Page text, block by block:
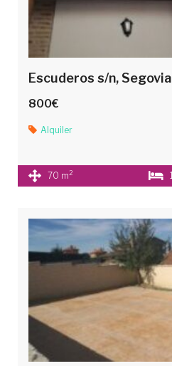
Escuderos s/n, Segovia
800€
Alquiler
70 m2 1